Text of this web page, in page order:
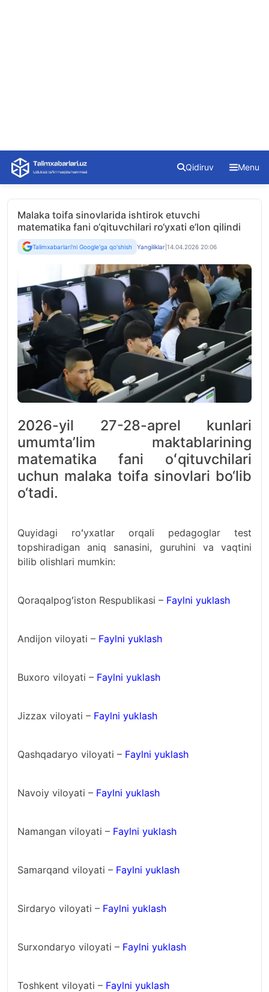
Skip
content
Qidiruv Menu
Malaka toifa sinovlarida ishtirok etuvchi
matematika fani o‘qituvchilari ro‘yxati e’lon qilindi
Talimxabarlari'ni Google'ga qo'shish Yangiliklar 14.04.2026 20:06
2026-yil 27-28-aprel kunlari
umumtaʼlim maktablarining
matematika fani oʻqituvchilari
uchun malaka toifa sinovlari bo‘lib
o‘tadi.
Quyidagi roʻyxatlar orqali pedagoglar test
topshiradigan aniq sanasini, guruhini va vaqtini
bilib olishlari mumkin:
Qoraqalpogʻiston Respublikasi – Faylni yuklash
Andijon viloyati – Faylni yuklash
Buxoro viloyati – Faylni yuklash
Jizzax viloyati – Faylni yuklash
Qashqadaryo viloyati – Faylni yuklash
Navoiy viloyati – Faylni yuklash
Namangan viloyati – Faylni yuklash
Samarqand viloyati – Faylni yuklash
Sirdaryo viloyati – Faylni yuklash
Surxondaryo viloyati – Faylni yuklash
Toshkent viloyati – Faylni yuklash